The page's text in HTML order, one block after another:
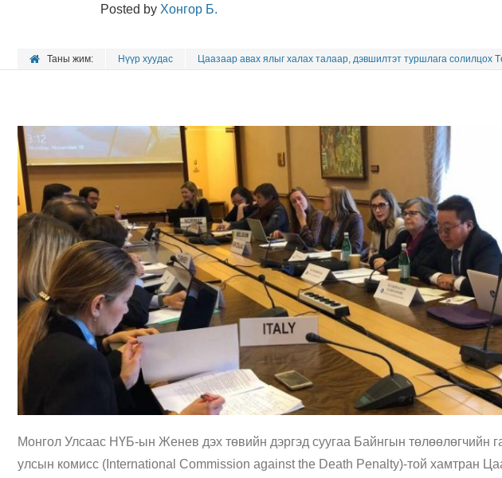
Posted by Хонгор Б.
Таны жим: Нүүр хуудас Цаазаар авах ялыг халах талаар, дэвшилтэт туршлага солилцох
Монгол Улсаас НҮБ-ын Женев дэх төвийн дэргэд суугаа Байнгын төлөөлөгчийн
улсын комисс (International Commission against the Death Penalty)-той хамтран